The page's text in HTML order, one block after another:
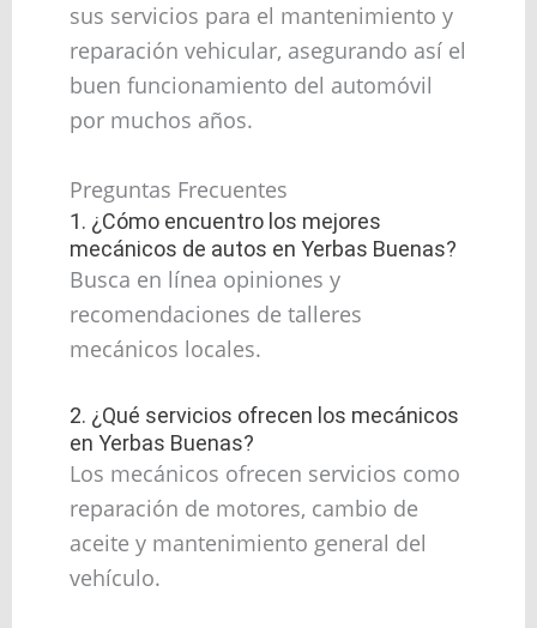
sus servicios para el mantenimiento y
reparación vehicular, asegurando así el
buen funcionamiento del automóvil
por muchos años.
Preguntas Frecuentes
1. ¿Cómo encuentro los mejores
mecánicos de autos en Yerbas Buenas?
Busca en línea opiniones y
recomendaciones de talleres
mecánicos locales.
2. ¿Qué servicios ofrecen los mecánicos
en Yerbas Buenas?
Los mecánicos ofrecen servicios como
reparación de motores, cambio de
aceite y mantenimiento general del
vehículo.